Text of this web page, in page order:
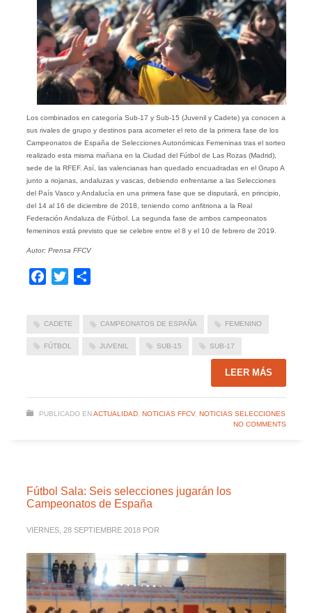
Los combinados en categoría Sub-17 y Sub-15 (Juvenil y Cadete) ya conocen a
sus rivales de grupo y destinos para acometer el reto de la primera fase de los
Campeonatos de España de Selecciones Autonómicas Femeninas tras el sorteo
realizado esta misma mañana en la Ciudad del Fútbol de Las Rozas (Madrid),
sede de la RFEF. Así, las valencianas han quedado encuadradas en el Grupo A
junto a riojanas, andaluzas y vascas, debiendo enfrentarse a las Selecciones
del País Vasco y Andalucía en una primera fase que se disputará, en principio,
del 14 al 16 de diciembre de 2018, teniendo como anfitriona a la Real
Federación Andaluza de Fútbol. La segunda fase de ambos campeonatos
femeninos está previsto que se celebre entre el 8 y el 10 de febrero de 2019.
Autor: Prensa FFCV
Facebook
Twitter
CADETE CAMPEONATOS DE ESPAÑA FEMENINO
FÚTBOL JUVENIL SUB-15 SUB-17
LEER MÁS
PUBLICADO EN ACTUALIDAD, NOTICIAS FFCV, NOTICIAS SELECCIONES
NO COMMENTS
Fútbol Sala: Seis selecciones jugarán los
Campeonatos de España
VIERNES, 28 SEPTIEMBRE 2018 POR